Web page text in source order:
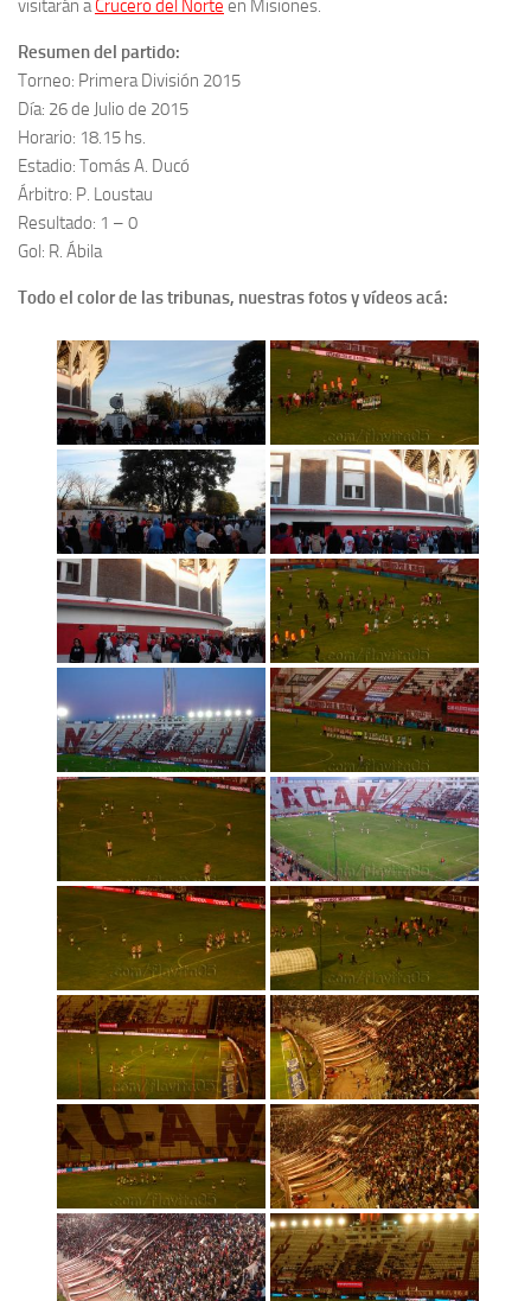
visitarán a Crucero del Norte en Misiones.
Resumen del partido:
Torneo: Primera División 2015
Día: 26 de Julio de 2015
Horario: 18.15 hs.
Estadio: Tomás A. Ducó
Árbitro: P. Loustau
Resultado: 1 – 0
Gol: R. Ábila
Todo el color de las tribunas, nuestras fotos y vídeos acá: